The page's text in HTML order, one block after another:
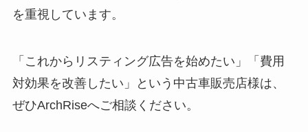
を重視しています。
「これからリスティング広告を始めたい」「費用
対効果を改善したい」という中古車販売店様は、
ぜひArchRiseへご相談ください。